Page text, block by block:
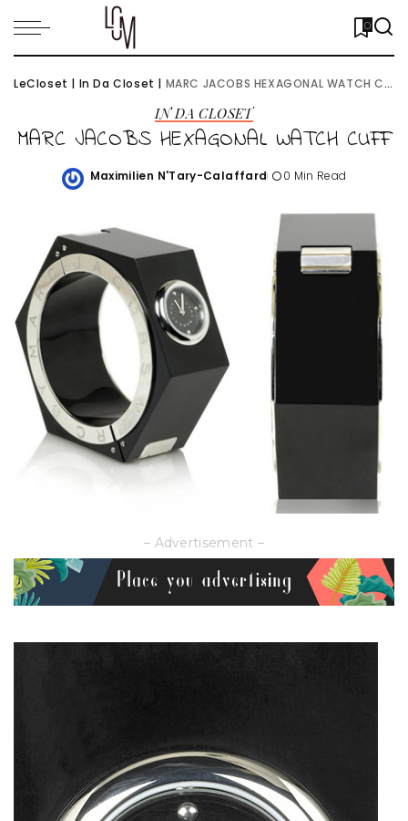
0
LeCloset | In Da Closet | MARC JACOBS HEXAGONAL WATCH CUFF
IN DA CLOSET
MARC JACOBS HEXAGONAL WATCH CUFF
Posted
Maximilien N'Tary-Calaffard 0 Min Read
– Advertisement –